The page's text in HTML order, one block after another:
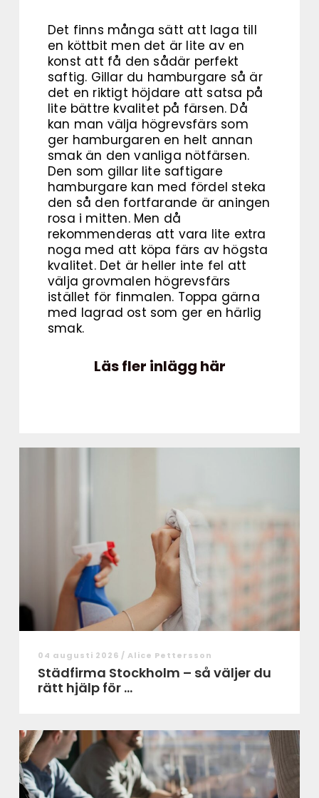
Det finns många sätt att laga till
en köttbit men det är lite av en
konst att få den sådär perfekt
saftig. Gillar du hamburgare så är
det en riktigt höjdare att satsa på
lite bättre kvalitet på färsen. Då
kan man välja högrevsfärs som
ger hamburgaren en helt annan
smak än den vanliga nötfärsen.
Den som gillar lite saftigare
hamburgare kan med fördel steka
den så den fortfarande är aningen
rosa i mitten. Men då
rekommenderas att vara lite extra
noga med att köpa färs av högsta
kvalitet. Det är heller inte fel att
välja grovmalen högrevsfärs
istället för finmalen. Toppa gärna
med lagrad ost som ger en härlig
smak.
Läs fler inlägg här
04 augusti 2026 / Alice Pettersson
Städfirma Stockholm – så väljer du
rätt hjälp för ...